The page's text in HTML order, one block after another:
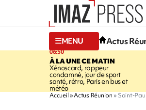
MENU Actus
06:50
À LA UNE CE MATIN
Xénoscard, rappeur
condamné, jour de sport
santé, rétro, Paris en bus et
météo
Accueil Actus Réunion Saint-